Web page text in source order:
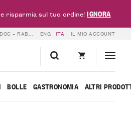
LUIGI (BOTTLE) ENG ITA IL MIO ACCOUNT
BOLLE GASTRONOMIA ALTRI
risparmia sul tuo ordine!IGNORA